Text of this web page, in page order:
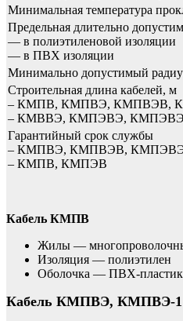
Минимальная температура
Предельная длительно
— в полиэтиленовой изоляции
— в ПВХ изоляции
Минимально допустимый
Строительная длина кабелей, м
– КМПВ, КМПВЭ, КМПВЭВ,
– КМВВЭ, КМПЭВЭ,
Гарантийный срок службы
– КМПВЭ, КМПВЭВ,
– КМПВ, КМПЭВ
Кабель КМПВ
Жилы —
Изоляция — полиэтилен
Оболочка — ПВХ-
Кабель КМПВЭ, КМПВЭ-1